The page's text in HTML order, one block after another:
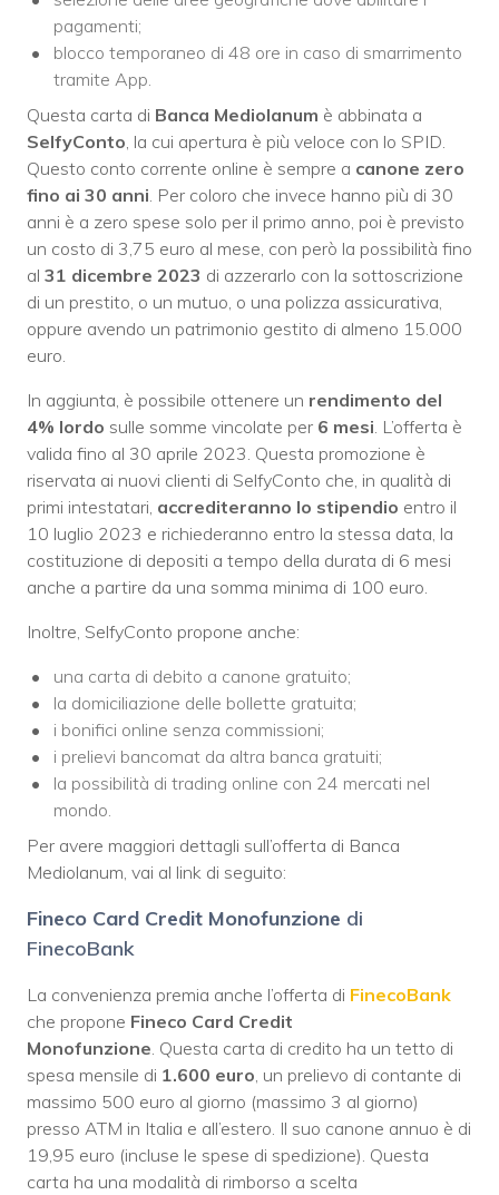
pagamenti;
blocco temporaneo di 48 ore in caso di smarrimento
tramite App.
Questa carta di Banca Mediolanum è abbinata a
SelfyConto , la cui apertura è più veloce con lo SPID.
Questo conto corrente online è sempre a canone zero
fino ai 30 anni . Per coloro che invece hanno più di 30
anni è a zero spese solo per il primo anno, poi è previsto
un costo di 3,75 euro al mese, con però la possibilità fino
al 31 dicembre 2023 di azzerarlo con la sottoscrizione
di un prestito, o un mutuo, o una polizza assicurativa,
oppure avendo un patrimonio gestito di almeno 15.000
euro.
In aggiunta, è possibile ottenere un rendimento del
4% lordo sulle somme vincolate per 6 mesi . L’offerta è
valida fino al 30 aprile 2023. Questa promozione è
riservata ai nuovi clienti di SelfyConto che, in qualità di
primi intestatari, accrediteranno lo stipendio entro il
10 luglio 2023 e richiederanno entro la stessa data, la
costituzione di depositi a tempo della durata di 6 mesi
anche a partire da una somma minima di 100 euro.
Inoltre, SelfyConto propone anche:
una carta di debito a canone gratuito;
la domiciliazione delle bollette gratuita;
i bonifici online senza commissioni;
i prelievi bancomat da altra banca gratuiti;
la possibilità di trading online con 24 mercati nel
mondo.
Per avere maggiori dettagli sull’offerta di Banca
Mediolanum, vai al link di seguito:
Fineco Card Credit Monofunzione di
FinecoBank
La convenienza premia anche l’offerta di FinecoBank
che propone Fineco Card Credit
Monofunzione . Questa carta di credito ha un tetto di
spesa mensile di 1.600 euro , un prelievo di contante di
massimo 500 euro al giorno (massimo 3 al giorno)
presso ATM in Italia e all’estero. Il suo canone annuo è di
19,95 euro (incluse le spese di spedizione). Questa
carta ha una modalità di rimborso a scelta